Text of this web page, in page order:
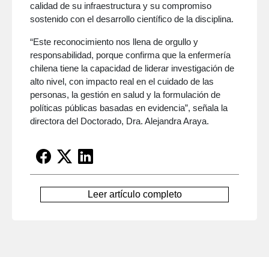
calidad de su infraestructura y su compromiso
sostenido con el desarrollo científico de la disciplina.
“Este reconocimiento nos llena de orgullo y
responsabilidad, porque confirma que la enfermería
chilena tiene la capacidad de liderar investigación de
alto nivel, con impacto real en el cuidado de las
personas, la gestión en salud y la formulación de
políticas públicas basadas en evidencia”, señala la
directora del Doctorado, Dra. Alejandra Araya.
Leer artículo completo